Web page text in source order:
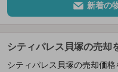
新着の
シティパレス貝塚の売却
シティパレス貝塚の売却価